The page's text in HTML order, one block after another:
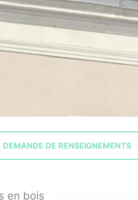
DEMANDE DE RENSEIGNEMENTS
en bois